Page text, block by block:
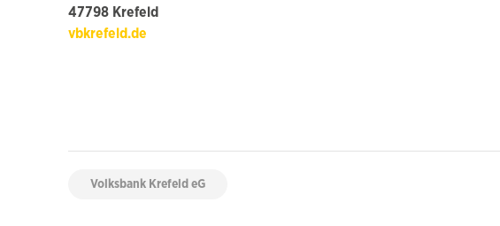
47798 Krefeld
vbkrefeld.de
Volksbank Krefeld eG